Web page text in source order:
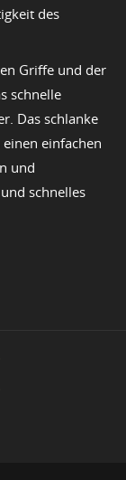
des
Griffe und der
schnelle
Das schlanke
einfachen
und
schnelles